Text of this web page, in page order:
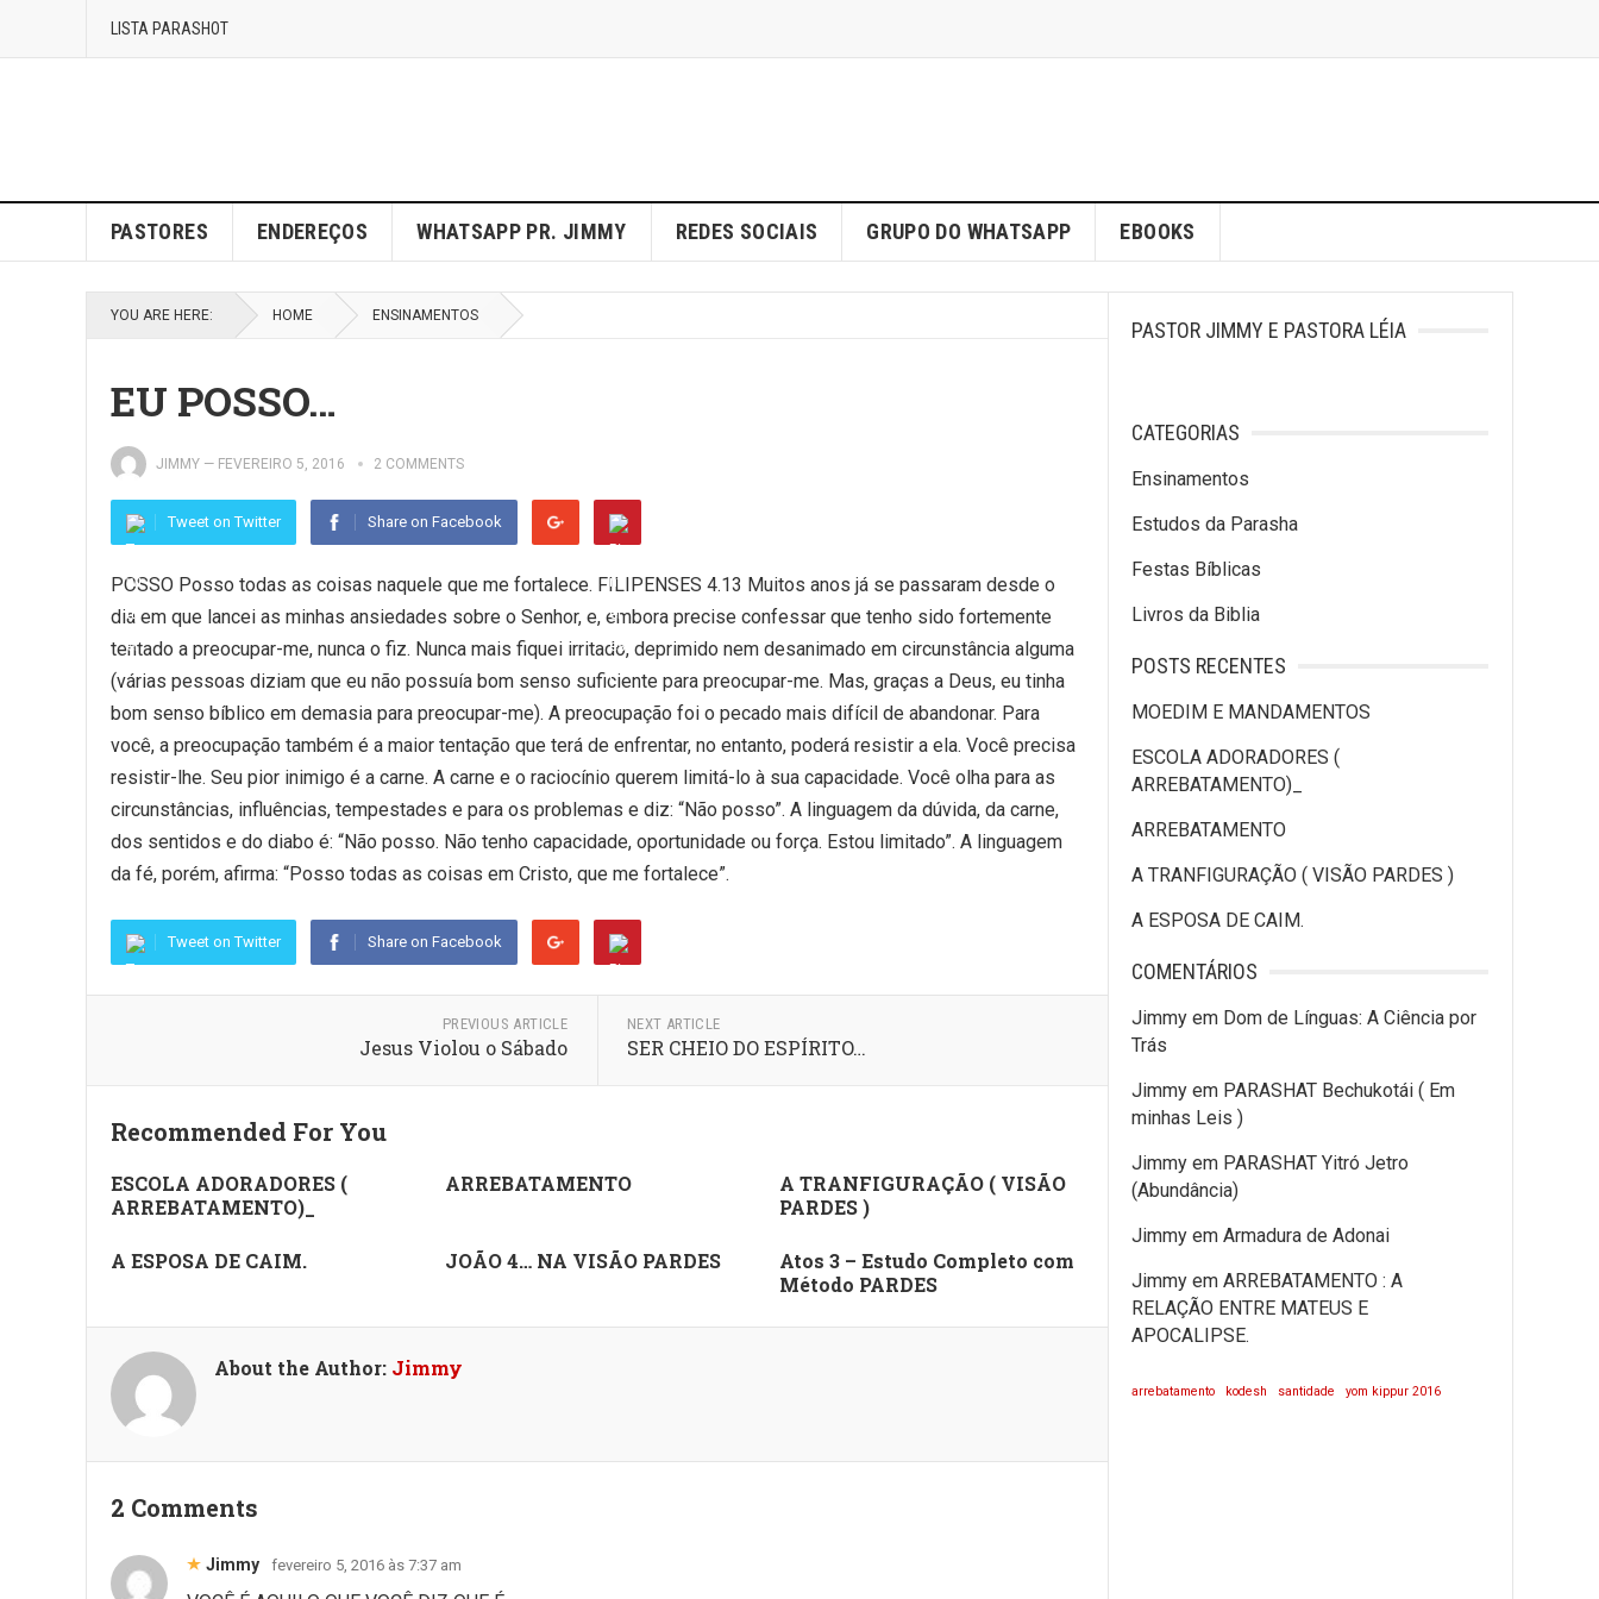
LISTA PARASHOT
PASTORES ENDEREÇOS WHATSAPP PR. JIMMY REDES SOCIAIS GRUPO DO WHATSAPP EBOOKS
YOU ARE HERE: HOME ENSINAMENTOS
EU POSSO…
JIMMY — FEVEREIRO 5, 2016 2 COMMENTS
Tweet on Twitter Share on Facebook
POSSO Posso todas as coisas naquele que me fortalece. FILIPENSES 4.13 Muitos anos já se passaram desde o
dia em que lancei as minhas ansiedades sobre o Senhor, e, embora precise confessar que tenho sido fortemente
tentado a preocupar-me, nunca o fiz. Nunca mais fiquei irritado, deprimido nem desanimado em circunstância alguma
(várias pessoas diziam que eu não possuía bom senso suficiente para preocupar-me. Mas, graças a Deus, eu tinha
bom senso bíblico em demasia para preocupar-me). A preocupação foi o pecado mais difícil de abandonar. Para
você, a preocupação também é a maior tentação que terá de enfrentar, no entanto, poderá resistir a ela. Você precisa
resistir-lhe. Seu pior inimigo é a carne. A carne e o raciocínio querem limitá-lo à sua capacidade. Você olha para as
circunstâncias, influências, tempestades e para os problemas e diz: “Não posso”. A linguagem da dúvida, da carne,
dos sentidos e do diabo é: “Não posso. Não tenho capacidade, oportunidade ou força. Estou limitado”. A linguagem
da fé, porém, afirma: “Posso todas as coisas em Cristo, que me fortalece”.
Tweet on Twitter Share on Facebook
PREVIOUS ARTICLE
Jesus Violou o Sábado
NEXT ARTICLE
SER CHEIO DO ESPÍRITO…
Recommended For You
ESCOLA ADORADORES (
ARREBATAMENTO)_
ARREBATAMENTO
A TRANFIGURAÇÃO ( VISÃO
PARDES )
A ESPOSA DE CAIM. JOÃO 4… NA VISÃO PARDES
Atos 3 – Estudo Completo com
Método PARDES
About the Author: Jimmy
2 Comments
Jimmy fevereiro 5, 2016 às 7:37 am
PASTOR JIMMY E PASTORA LÉIA
CATEGORIAS
Ensinamentos
Estudos da Parasha
Festas Bíblicas
Livros da Biblia
POSTS RECENTES
MOEDIM E MANDAMENTOS
ESCOLA ADORADORES (
ARREBATAMENTO)_
ARREBATAMENTO
A TRANFIGURAÇÃO ( VISÃO PARDES )
A ESPOSA DE CAIM.
COMENTÁRIOS
Jimmy em Dom de Línguas: A Ciência por
Trás
Jimmy em PARASHAT Bechukotái ( Em
minhas Leis )
Jimmy em PARASHAT Yitró Jetro
(Abundância)
Jimmy em Armadura de Adonai
Jimmy em ARREBATAMENTO : A
RELAÇÃO ENTRE MATEUS E
APOCALIPSE.
arrebatamento kodesh santidade yom kippur 2016